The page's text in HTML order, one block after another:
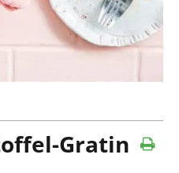
Gratin